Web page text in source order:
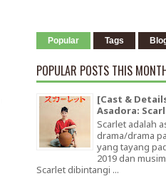
Popular Tags
POPULAR POSTS THIS
[Cast &
Asadora:
Scarlet adalah
drama/drama
yang tayang
2019 dan
Scarlet dibintangi ...